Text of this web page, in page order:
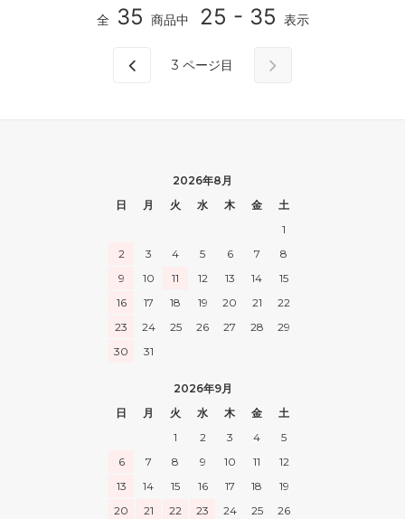
全 35 商品中 25 - 35 表示
3 ページ目
2026年8月
日
月 火 水 木 金
土
1
2
3 4 5 6 7
8
9
10 11 12 13 14
15
16
17 18 19 20 21
22
23
24 25 26 27 28
29
30
31
2026年9月
日
月 火 水 木 金
土
1
2 3 4
5
6
7 8 9 10 11
12
13
14 15 16 17 18
19
20
21 22 23 24 25
26